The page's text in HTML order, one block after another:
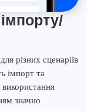
різних сценаріїв
імпорт та
значно